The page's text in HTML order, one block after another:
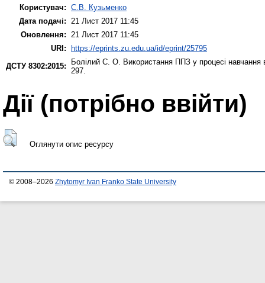
Користувач: С.В. Кузьменко
Дата подачі: 21 Лист 2017 11:45
Оновлення: 21 Лист 2017 11:45
URI:
https://eprints.zu.edu.ua/id/eprint/25795
ДСТУ 8302:2015:
Болілий С. О. Використання ППЗ у процесі
297.
Дії ​​(потрібно ввійти)
Оглянути опис ресурсу
© 2008–2026 Zhytomyr Ivan Franko State University